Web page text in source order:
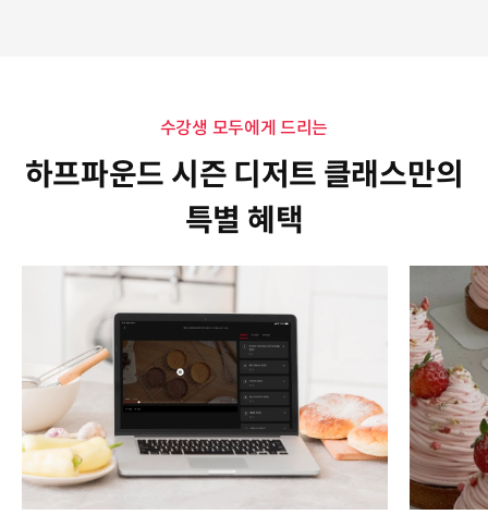
수강생 모두에게 드리는
하프파운드 시즌 디저트 클래스만의
특별 혜택